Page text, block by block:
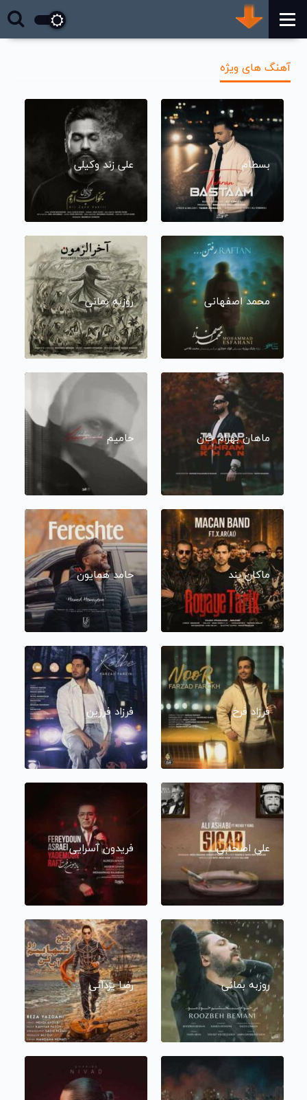
آهنگ های ویژه
بسطام علی زند وکیلی
محمد اصفهانی روزبه بمانی
ماهان بهرام خان حامیم
ماکان بند حامد همایون
فرزاد فرخ فرزاد فرزین
علی اصحابی فریدون آسرایی
روزبه بمانی رضا یزدانی